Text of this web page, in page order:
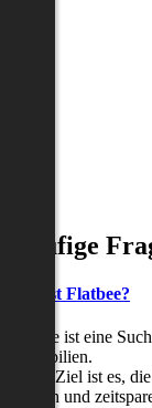
Häufige
Was ist Flatbee?
Flatbee ist eine
Immobilien.
Unser Ziel ist es,
einfach und